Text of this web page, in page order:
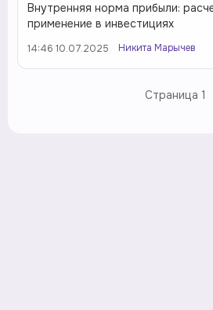
Внутренняя норма прибыли:
применение в инвестициях
14:46 10.07.2025 Никита Марычев
Страница 1